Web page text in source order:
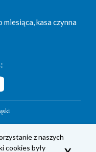
kasa czynna
z naszych
cookies były